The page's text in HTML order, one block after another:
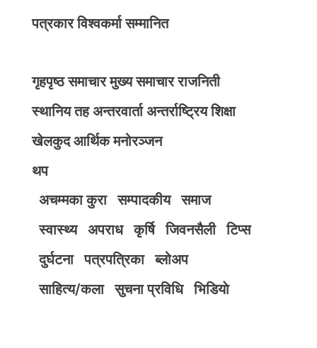
पत्रकार विश्वकर्मा सम्मानित
गृहपृष्ठ समाचार मुख्य समाचार राजनिती
स्थानिय तह अन्तरवार्ता अन्तर्राष्ट्रिय शिक्षा
खेलकुद आर्थिक मनोरञ्जन
थप
अचम्मका कुरा
सम्पादकीय
समाज
स्वास्थ्य
अपराध कृर्षि जिवनसैली
टिप्स
दुर्घटना
पत्रपत्रिका
ब्लोअप
साहित्य/कला
सुचना प्रविधि भिडियाे